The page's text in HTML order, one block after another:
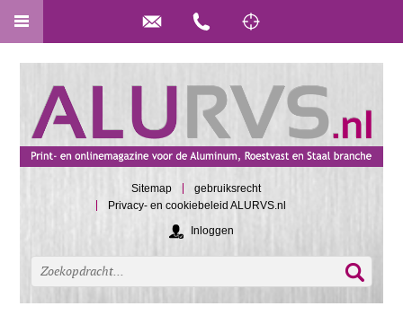
Sitemap
gebruiksrecht
Privacy- en cookiebeleid ALURVS.nl
Inloggen